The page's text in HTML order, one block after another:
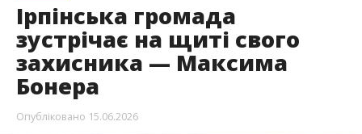
Ірпінська громада
зустрічає на щиті свого
захисника — Максима
Бонера
Опубліковано 15.06.2026